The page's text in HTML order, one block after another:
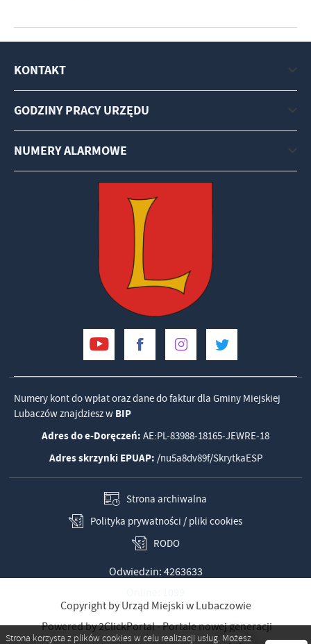
KONTAKT
GODZINY PRACY URZĘDU
NUMERY ALARMOWE
Numery kont do wpłat oraz dane do faktur dla Gminy Miejskiej
Lubaczów znajdziesz w BIP
Adres do e-Doręczeń: AE:PL-83988-18165-JEWRE-18
Adres skrzynki EPUAP: /nu5a8dv89f/SkrytkaESP
Strona archiwalna
Polityka prywatności / pliki cookies
RODO
Odwiedzin: 4263633
Copyright by Urząd Miejski w Lubaczowie
Powered by2ClickPortal- Portale nowej generacji
Strona korzysta z plików cookies w celu realizacji usług. Możesz